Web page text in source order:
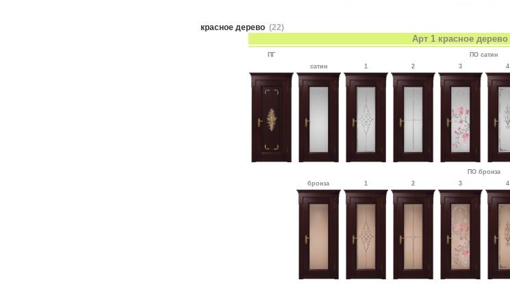
красное дерево (22)
Арт 1 красное дерево
ПГ
ПО сатин
сатин
1 2 3 4
ПО бронза
бронза
1 2 3 4